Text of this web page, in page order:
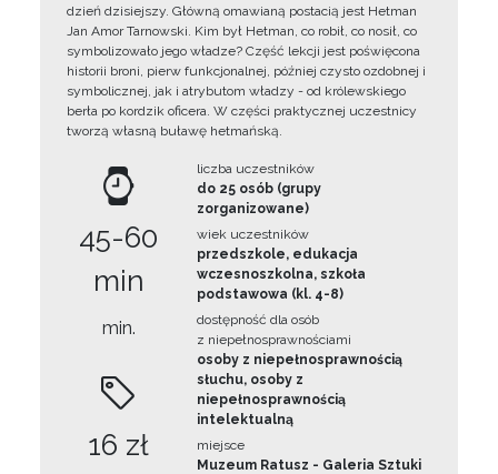
dzień dzisiejszy. Główną omawianą postacią jest Hetman
Jan Amor Tarnowski. Kim był Hetman, co robił, co nosił, co
symbolizowało jego władze? Część lekcji jest poświęcona
historii broni, pierw funkcjonalnej, później czysto ozdobnej i
symbolicznej, jak i atrybutom władzy - od królewskiego
berła po kordzik oficera. W części praktycznej uczestnicy
tworzą własną buławę hetmańską.
45-60
min
min.
16 zł
liczba uczestników
do 25 osób (grupy
zorganizowane)
wiek uczestników
przedszkole, edukacja
wczesnoszkolna, szkoła
podstawowa (kl. 4-8)
dostępność dla osób
z niepełnosprawnościami
osoby z niepełnosprawnością
słuchu, osoby z
niepełnosprawnością
intelektualną
miejsce
Muzeum Ratusz - Galeria Sztuki